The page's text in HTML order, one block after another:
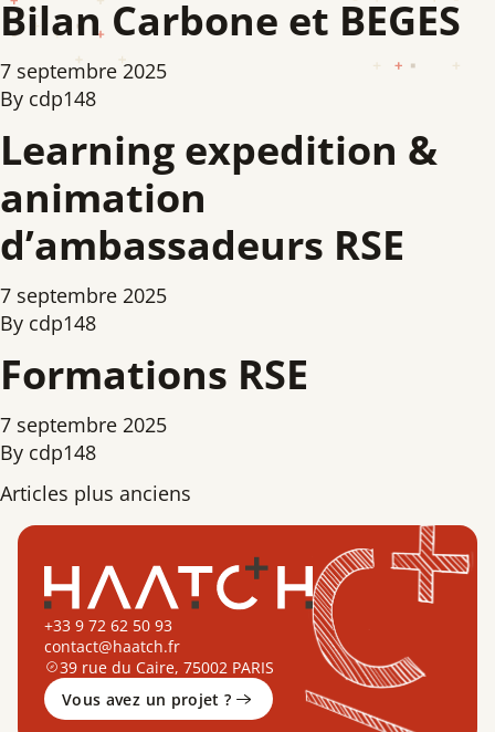
Bilan Carbone et BEGES
7 septembre 2025
By cdp148
Learning expedition &
animation
d’ambassadeurs RSE
7 septembre 2025
By cdp148
Formations RSE
7 septembre 2025
By cdp148
Navigation
des
articles
Articles plus anciens
+33 9 72 62 50 93
contact@haatch.fr
39 rue du Caire, 75002 PARIS
Vous avez un projet ?